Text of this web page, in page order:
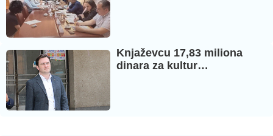
Knjaževcu 17,83 miliona
dinara za kultur…